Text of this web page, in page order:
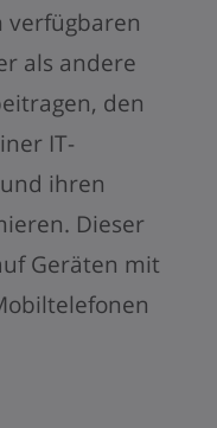
verfügbaren
als andere
den
IT-
ihren
Dieser
Geräten mit